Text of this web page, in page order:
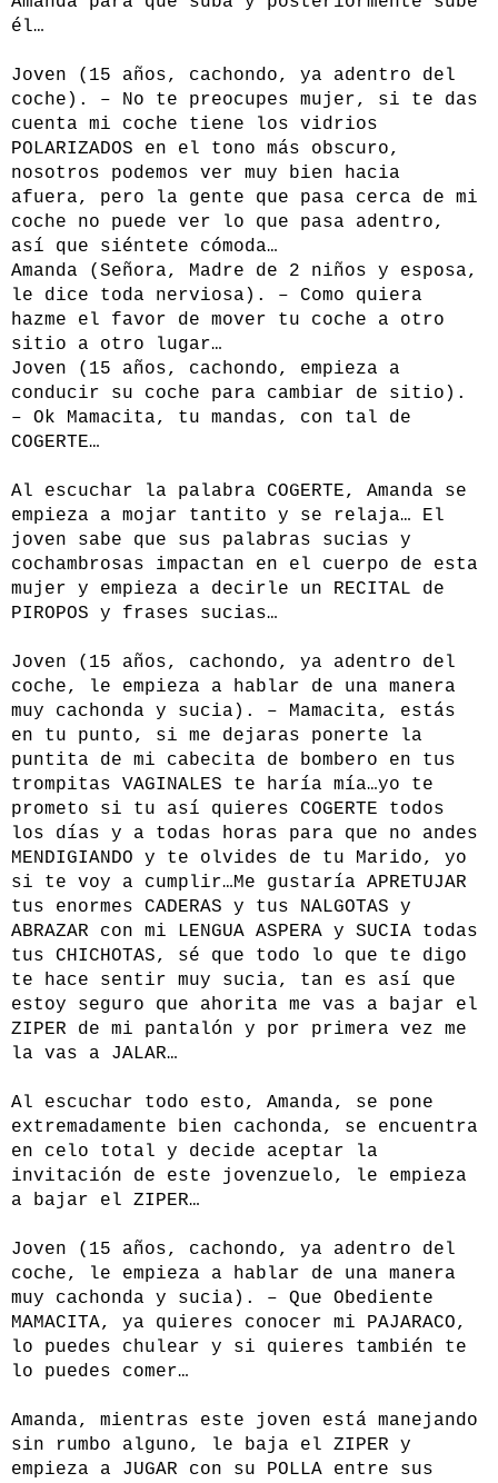
él…
Joven (15 años, cachondo, ya adentro del
coche). – No te preocupes mujer, si te das
cuenta mi coche tiene los vidrios
POLARIZADOS en el tono más obscuro,
nosotros podemos ver muy bien hacia
afuera, pero la gente que pasa cerca de mi
coche no puede ver lo que pasa adentro,
así que siéntete cómoda…
Amanda (Señora, Madre de 2 niños y esposa,
le dice toda nerviosa). – Como quiera
hazme el favor de mover tu coche a otro
sitio a otro lugar…
Joven (15 años, cachondo, empieza a
conducir su coche para cambiar de sitio).
– Ok Mamacita, tu mandas, con tal de
COGERTE…
Al escuchar la palabra COGERTE, Amanda se
empieza a mojar tantito y se relaja… El
joven sabe que sus palabras sucias y
cochambrosas impactan en el cuerpo de esta
mujer y empieza a decirle un RECITAL de
PIROPOS y frases sucias…
Joven (15 años, cachondo, ya adentro del
coche, le empieza a hablar de una manera
muy cachonda y sucia). – Mamacita, estás
en tu punto, si me dejaras ponerte la
puntita de mi cabecita de bombero en tus
trompitas VAGINALES te haría mía…yo te
prometo si tu así quieres COGERTE todos
los días y a todas horas para que no andes
MENDIGIANDO y te olvides de tu Marido, yo
si te voy a cumplir…Me gustaría APRETUJAR
tus enormes CADERAS y tus NALGOTAS y
ABRAZAR con mi LENGUA ASPERA y SUCIA todas
tus CHICHOTAS, sé que todo lo que te digo
te hace sentir muy sucia, tan es así que
estoy seguro que ahorita me vas a bajar el
ZIPER de mi pantalón y por primera vez me
la vas a JALAR…
Al escuchar todo esto, Amanda, se pone
extremadamente bien cachonda, se encuentra
en celo total y decide aceptar la
invitación de este jovenzuelo, le empieza
a bajar el ZIPER…
Joven (15 años, cachondo, ya adentro del
coche, le empieza a hablar de una manera
muy cachonda y sucia). – Que Obediente
MAMACITA, ya quieres conocer mi PAJARACO,
lo puedes chulear y si quieres también te
lo puedes comer…
Amanda, mientras este joven está manejando
sin rumbo alguno, le baja el ZIPER y
empieza a JUGAR con su POLLA entre sus